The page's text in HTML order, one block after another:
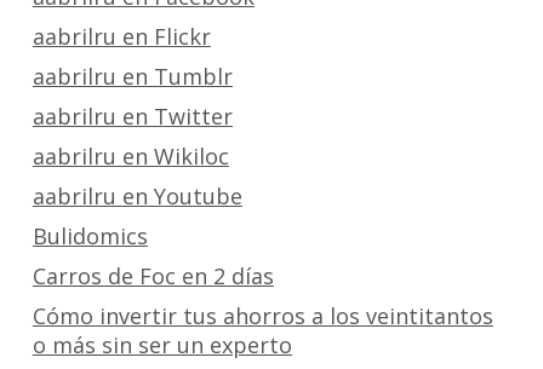
aabrilru en Flickr
aabrilru en Tumblr
aabrilru en Twitter
aabrilru en Wikiloc
aabrilru en Youtube
Bulidomics
Carros de Foc en 2 días
Cómo invertir tus ahorros a los veintitantos
o más sin ser un experto